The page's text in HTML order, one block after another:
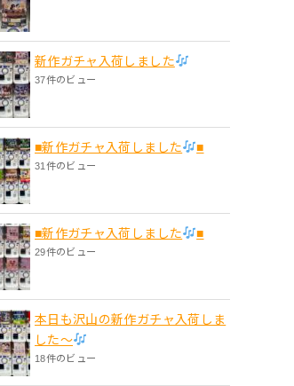
新作ガチャ入荷しました
37件のビュー
■新作ガチャ入荷しました ■
31件のビュー
■新作ガチャ入荷しました ■
29件のビュー
本日も沢山の新作ガチャ入荷しま
した〜
18件のビュー